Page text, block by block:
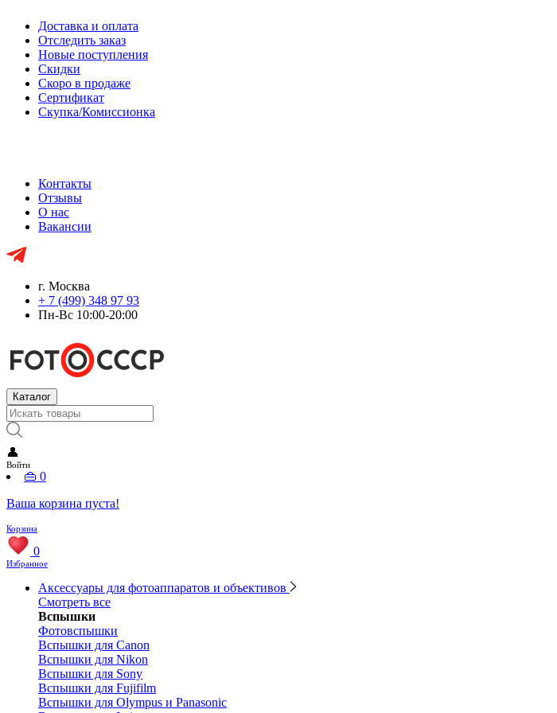
Доставка и оплата
Отследить заказ
Новые поступления
Скидки
Скоро в продаже
Сертификат
Скупка/Комиссионка
Контакты
Отзывы
О нас
Вакансии
г. Москва
+ 7 (499) 348 97 93
Пн-Вс 10:00-20:00
Каталог
👤
Войти
👜 0
Ваша корзина пуста!
Корзина
0
Избранное
Аксессуары для фотоаппаратов и объективов
Смотреть все
Вспышки
Фотовспышки
Вспышки для Canon
Вспышки для Nikon
Вспышки для Sony
Вспышки для Fujifilm
Вспышки для Olympus и Panasonic